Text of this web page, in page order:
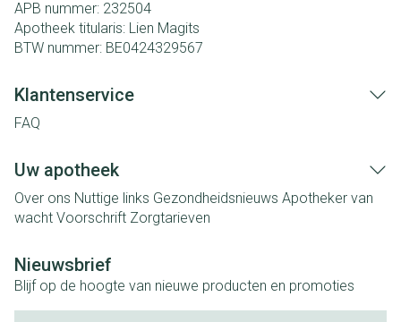
APB nummer: 232504
Apotheek titularis: Lien Magits
BTW nummer: BE0424329567
Klantenservice
FAQ
Uw apotheek
Over ons Nuttige links Gezondheidsnieuws Apotheker van
wacht Voorschrift Zorgtarieven
Nieuwsbrief
Blijf op de hoogte van nieuwe producten en promoties